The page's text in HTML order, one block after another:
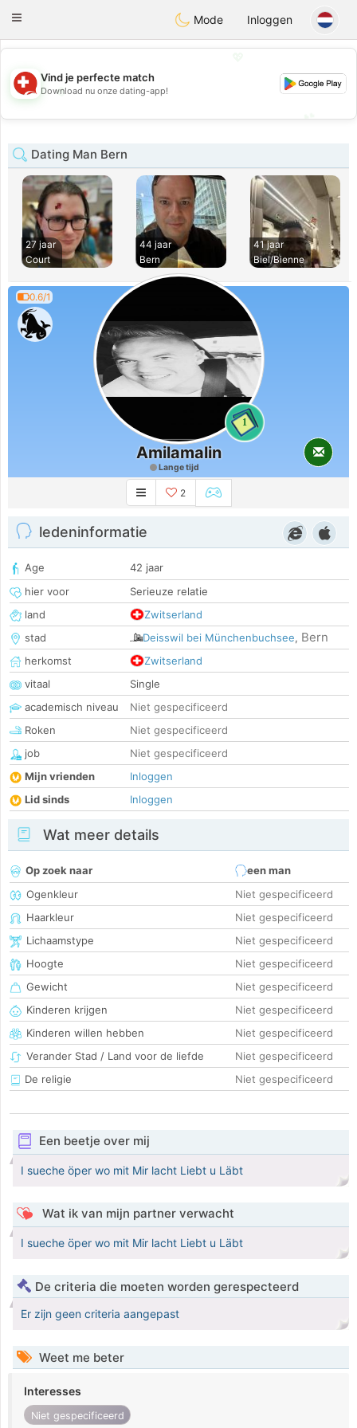
Suissi
Toggle
Mode Inloggen
💖
💕
Vind je perfecte match
Download nu onze dating-app!
Dating Man Bern
27 jaar
Court
44 jaar
Bern
41 jaar
Biel/Bienne
0.6/1
1
Amilamalin
Lange tijd
2
ledeninformatie
Age
42 jaar
hier voor
Serieuze relatie
land
Zwitserland
stad
Deisswil bei Münchenbuchsee, Bern
herkomst
Zwitserland
vitaal
Single
academisch niveau
Niet gespecificeerd
Roken
Niet gespecificeerd
job
Niet gespecificeerd
Mijn vrienden
Inloggen
Lid sinds
Inloggen
Wat meer details
Op zoek naar
een man
Ogenkleur
Niet gespecificeerd
Haarkleur
Niet gespecificeerd
Lichaamstype
Niet gespecificeerd
Hoogte
Niet gespecificeerd
Gewicht
Niet gespecificeerd
Kinderen krijgen
Niet gespecificeerd
Kinderen willen hebben
Niet gespecificeerd
Verander Stad / Land voor de liefde
Niet gespecificeerd
De religie
Niet gespecificeerd
Een beetje over mij
I sueche öper wo mit Mir lacht Liebt u Läbt
Wat ik van mijn partner verwacht
I sueche öper wo mit Mir lacht Liebt u Läbt
De criteria die moeten worden gerespecteerd
Er zijn geen criteria aangepast
Weet me beter
Interesses
Niet gespecificeerd